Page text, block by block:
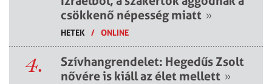
csökkenő népesség miatt »
HETEK / ONLINE
4.
Szívhangrendelet: Hegedűs Zsolt
nővére is kiáll az élet mellett »